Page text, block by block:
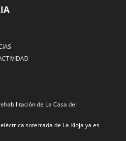
de La Casa del
soterrada de La Rioja ya es